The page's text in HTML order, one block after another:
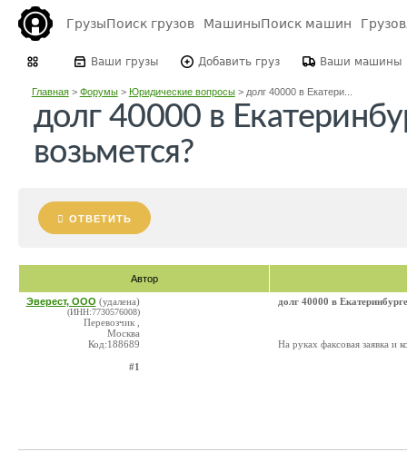
ГрузыПоиск грузов МашиныПоиск машин
Ваши грузы Добавить груз Ваши машины
Главная> Форумы> Юридические вопросы> долг 40000 в Екатери...
долг 40000 в
возьмется?
ОТВЕТИТЬ
Автор
Эверест, ООО (удалена)
(ИНН:7730576008)
Перевозчик ,
Москва
Код:188689
#1
долг 40000 в
На руках факсовая заявка и